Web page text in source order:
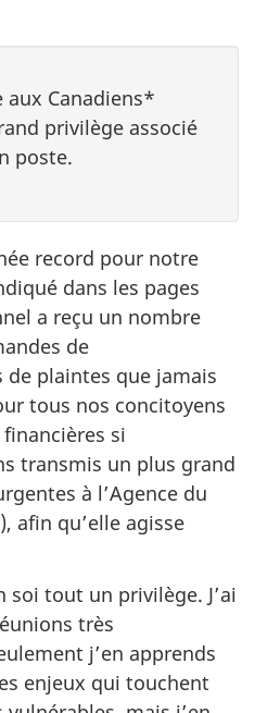
aux Canadiens*
privilège associé
poste.
record pour notre
dans les pages
a reçu un nombre
de
plaintes que jamais
tous nos concitoyens
si
transmis un plus grand
à l’Agence du
afin qu’elle agisse
soi tout un privilège. J’ai
très
j’en apprends
enjeux qui touchent